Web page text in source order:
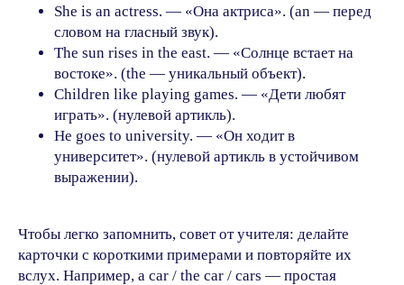
She is an actress. — «Она актриса». (an — перед
словом на гласный звук).
The sun rises in the east. — «Солнце встает на
востоке». (the — уникальный объект).
Children like playing games. — «Дети любят
играть». (нулевой артикль).
He goes to university. — «Он ходит в
университет». (нулевой артикль в устойчивом
выражении).
Чтобы легко запомнить, совет от учителя: делайте
карточки с короткими примерами и повторяйте их
вслух. Например, a car / the car / cars — простая